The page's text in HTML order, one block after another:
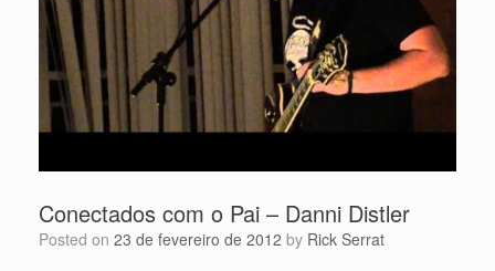
Conectados com o Pai – Danni Distler
Posted on 23 de fevereiro de 2012 by Rick Serrat